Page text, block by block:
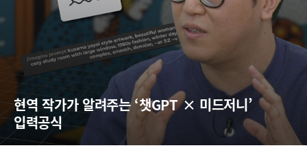
현역 작가가 알려주는 ‘챗GPT × 미드저니’
입력공식